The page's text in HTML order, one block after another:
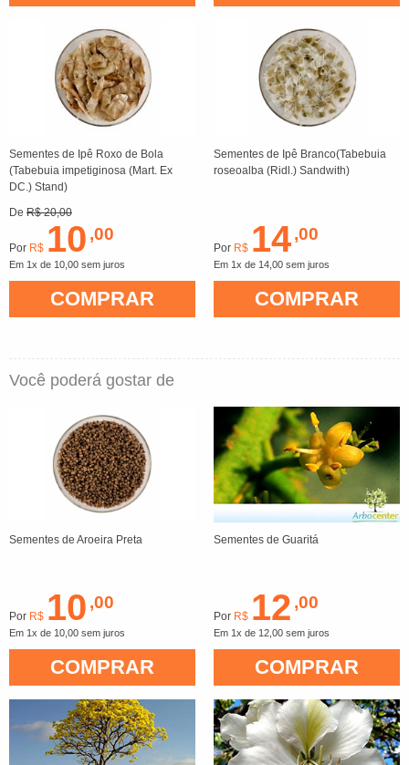
Sementes de Ipê Roxo de Bola
(Tabebuia impetiginosa (Mart. Ex
DC.) Stand)
De R$ 20,00
Por R$ 10 ,00
Em 1x de 10,00 sem juros
COMPRAR
Sementes de Ipê Branco(Tabebuia
roseoalba (Ridl.) Sandwith)
Por R$ 14,00
Em 1x de 14,00 sem juros
COMPRAR
Você poderá gostar de
Sementes de Aroeira Preta
Por R$ 10 ,00
Em 1x de 10,00 sem juros
COMPRAR
Sementes de Guaritá
Por R$ 12 ,00
Em 1x de 12,00 sem juros
COMPRAR